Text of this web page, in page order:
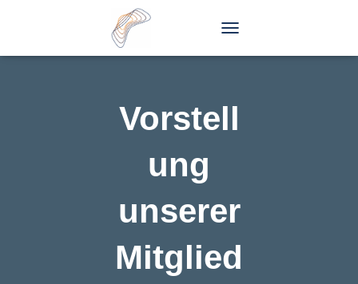
O
N
A
T
O
N
Vorstell
ung
unserer
Mitglied